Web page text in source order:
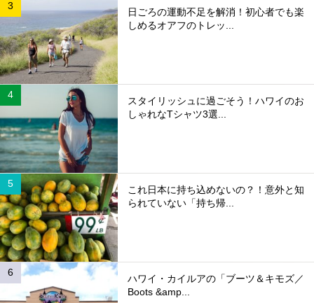
日ごろの運動不足を解消！初心者でも楽
しめるオアフのトレッ...
スタイリッシュに過ごそう！ハワイのお
しゃれなTシャツ3選...
これ日本に持ち込めないの？！意外と知
られていない「持ち帰...
ハワイ・カイルアの「ブーツ＆キモズ／
Boots &amp...